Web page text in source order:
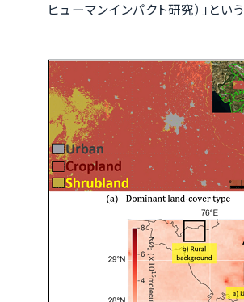
ヒューマンインパクト研究）」と